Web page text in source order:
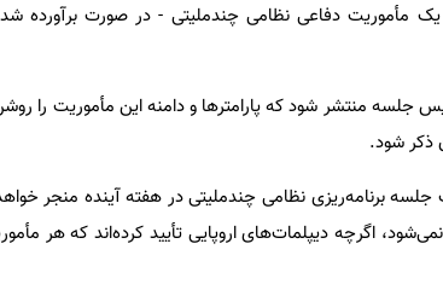
مأموریت دفاعی نظامی چندملیتی - در صورت برآورده
جلسه منتشر شود که پارامترها و دامنه این مأموریت را
ذکر شود.
جلسه برنامه‌ریزی نظامی چندملیتی در هفته آینده منجر
اگرچه دیپلمات‌های اروپایی تأیید کرده‌اند که هر